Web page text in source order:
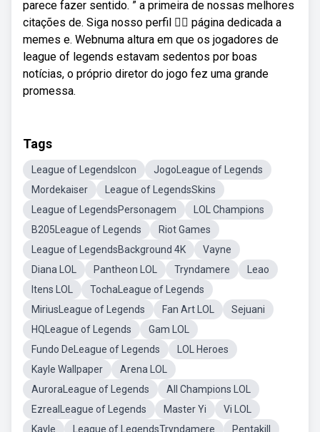
parece fazer sentido. ” a primeira de nossas melhores
citações de. Siga nosso perfil 👇🏼 página dedicada a
memes e. Webnuma altura em que os jogadores de
league of legends estavam sedentos por boas
notícias, o próprio diretor do jogo fez uma grande
promessa.
Tags
League of LegendsIcon
JogoLeague of Legends
Mordekaiser
League of LegendsSkins
League of LegendsPersonagem
LOL Champions
B205League of Legends
Riot Games
League of LegendsBackground 4K
Vayne
Diana LOL
Pantheon LOL Tryndamere
Leao
Itens LOL
TochaLeague of Legends
MiriusLeague of Legends
Fan Art LOL
Sejuani
HQLeague of Legends
Gam LOL
Fundo DeLeague of Legends
LOL Heroes
Kayle Wallpaper
Arena LOL
AuroraLeague of Legends
All Champions LOL
EzrealLeague of Legends
Master Yi
Vi LOL
Kayle
League of LegendsTryndamere
Pentakill